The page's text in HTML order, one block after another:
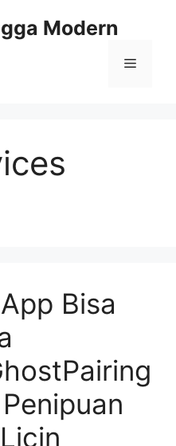
Modern
Menu
Bisa